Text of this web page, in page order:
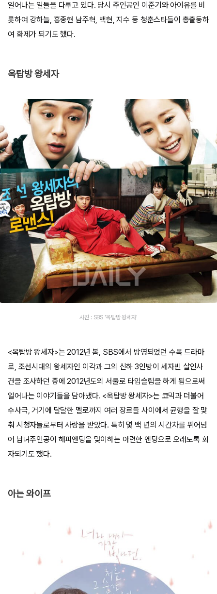
일어나는 일들을 다루고 있다. 당시 주인공인 이준기와 아이유를 비
롯하여 강하늘, 홍종현 남주혁, 백현, 지수 등 청춘스타들이 총출동하
여 화제가 되기도 했다.
옥탑방 왕세자
사진 : SBS '옥탑방 왕세자'
<옥탑방 왕세자>는 2012년 봄, SBS에서 방영되었던 수목 드라마
로, 조선시대의 왕세자인 이각과 그의 신하 3인방이 세자빈 살인사
건을 조사하던 중에 2012년도의 서울로 타임슬립을 하게 됨으로써
일어나는 이야기들을 담아냈다. <옥탑방 왕세자>는 코믹과 더불어
수사극, 거기에 달달한 멜로까지 여러 장르들 사이에서 균형을 잘 맞
춰 시청자들로부터 사랑을 받았다. 특히 몇 백 년의 시간차를 뛰어넘
어 남녀주인공이 해피엔딩을 맞이하는 아련한 엔딩으로 오래도록 회
자되기도 했다.
아는 와이프